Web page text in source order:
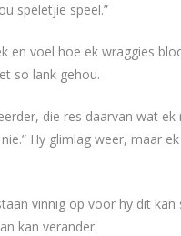
speletjie speel.”
en voel hoe ek wraggies
so lank gehou.
die res daarvan wat ek
Hy glimlag weer, maar
vinnig op voor hy dit kan
kan verander.